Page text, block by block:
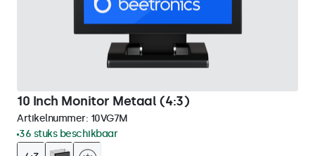
10 Inch Monitor Metaal (4:3)
Artikelnummer: 10VG7M
36 stuks beschikbaar